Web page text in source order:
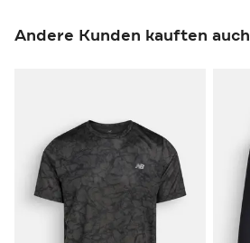
Andere Kunden kauften auch